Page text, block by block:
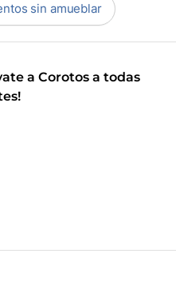
sin amueblar
a Corotos a todas